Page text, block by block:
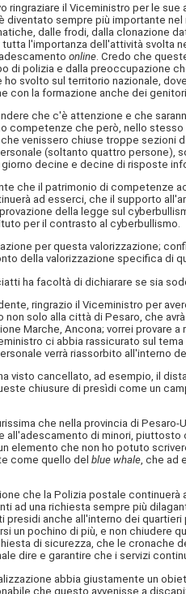
ringraziare il Viceministro per le
diventato sempre più importante
dalle frodi, dalla clonazione
l'importanza dell'attività svolta
online . Credo che
di polizia e dalla preoccupazione
ho svolto sul territorio nazionale,
con la formazione anche dei
che c'è attenzione e che
competenze che però, nello stesso
venissero chiuse troppe sezioni
(soltanto quattro
decine e decine di risposte
che il patrimonio di competenze
ad esserci, che il supporto
della legge sul
per il contrasto al cyberbullismo.
per questa valorizzazione;
della valorizzazione specifica di
ha facoltà di dichiarare se sia
ringrazio il Viceministro per
solo alla città di Pesaro, che
Marche, Ancona; vorrei provare
ci abbia rassicurato sul
verrà riassorbito all'interno
visto cancellato, ad esempio, il
chiusure di presìdi come un
che nella provincia di
all'adescamento di minori,
elemento che non ho potuto
come quello delblue whale, che ad
che la Polizia postale
ad una richiesta sempre più
presidi anche all'interno dei
un pochino di più, e non chiudere
di sicurezza, che le cronache
dire e garantire che i servizi
abbia giustamente un
che questo avvenisse a